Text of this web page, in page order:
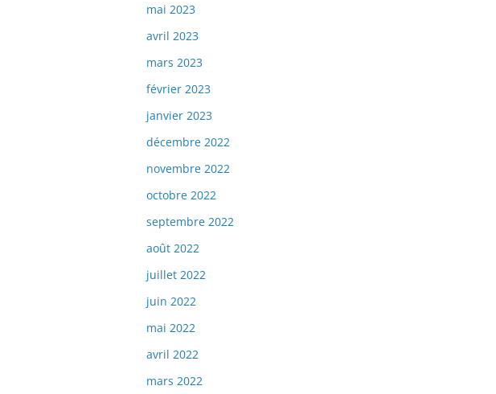
mai 2023
avril 2023
mars 2023
février 2023
janvier 2023
décembre 2022
novembre 2022
octobre 2022
septembre 2022
août 2022
juillet 2022
juin 2022
mai 2022
avril 2022
mars 2022